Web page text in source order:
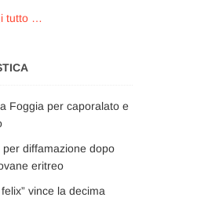
tutto …
Foggia per caporalato e
diffamazione dopo
eritreo
vince la decima